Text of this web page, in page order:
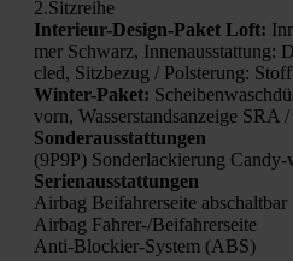
2.Sitzreihe
Inte­ri­eur-Design-Paket Loft:
mer Schwarz, Innen­aus­stat­tung:
cled, Sitz­be­zug / Pols­te­rung:
Win­ter-Paket:
vorn, Was­ser­stands­an­zei­ge SRA
Son­der­aus­stat­tun­gen
(9P9P) Son­der­la­ckie­rung Can­dy-
Seri­en­aus­stat­tun­gen
Air­bag Bei­fah­rer­sei­te abschalt­bar
Air­bag Fah­rer-/Bei­fah­rer­sei­te
Anti-Blo­ckier-Sys­tem (ABS)